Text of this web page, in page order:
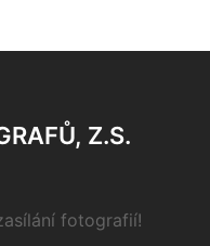
Z.S.
fotografií!